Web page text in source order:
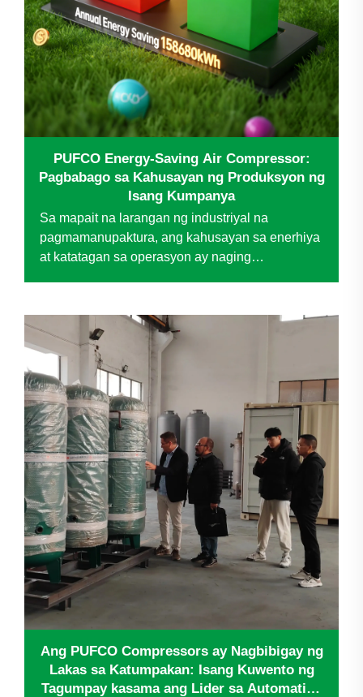
PUFCO Energy-Saving Air Compressor:
Pagbabago sa Kahusayan ng Produksyon ng
Isang Kumpanya
Sa mapait na larangan ng industriyal na
pagmamanupaktura, ang kahusayan sa enerhiya
at katatagan sa operasyon ay naging
espesyal na wire mesh, ay humaharap sa mga
hamon kaugnay ng pagseneyl ng kanilang
sistema ng hangin...
Ang PUFCO Compressors ay Nagbibigay ng
Lakas sa Katumpakan: Isang Kuwento ng
Tagumpay kasama ang Lider sa Automation